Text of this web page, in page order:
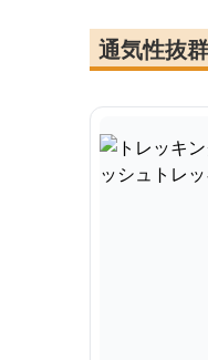
通気性抜